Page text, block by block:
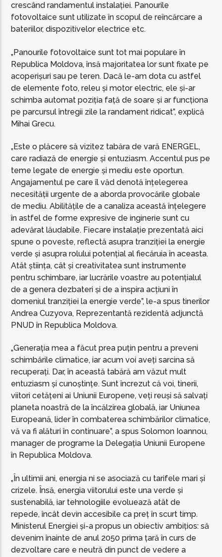
crescând randamentul instalației. Panourile
fotovoltaice sunt utilizate în scopul de reîncărcare a
bateriilor, dispozitivelor electrice etc.
„Panourile fotovoltaice sunt tot mai populare în
Republica Moldova, însă majoritatea lor sunt fixate pe
acoperișuri sau pe teren. Dacă le-am dota cu astfel
de elemente foto, releu și motor electric, ele și-ar
schimba automat poziția față de soare și ar funcționa
pe parcursul întregii zile la randament ridicat”, explică
Mihai Grecu.
„Este o plăcere să vizitez tabăra de vară ENERGEL,
care radiază de energie și entuziasm. Accentul pus pe
teme legate de energie și mediu este oportun.
Angajamentul pe care îl văd denotă înțelegerea
necesității urgente de a aborda provocările globale
de mediu. Abilitățile de a canaliza această înțelegere
în astfel de forme expresive de inginerie sunt cu
adevărat lăudabile. Fiecare instalație prezentată aici
spune o poveste, reflectă asupra tranziției la energie
verde și asupra rolului potențial al fiecăruia în aceasta.
Atât știința, cât și creativitatea sunt instrumente
pentru schimbare, iar lucrările voastre au potențialul
de a genera dezbateri și de a inspira acțiuni în
domeniul tranziției la energie verde”, le-a spus tinerilor
Andrea Cuzyova, Reprezentantă rezidentă adjunctă
PNUD în Republica Moldova.
„Generația mea a făcut prea puțin pentru a preveni
schimbările climatice, iar acum voi aveți sarcina să
recuperați. Dar, în această tabără am văzut mult
entuziasm și cunoștințe. Sunt încrezut că voi, tinerii,
viitori cetățeni ai Uniunii Europene, veți reuși să salvați
planeta noastră de la încălzirea globală, iar Uniunea
Europeană, lider în combaterea schimbărilor climatice,
vă va fi alături în continuare”, a spus Solomon Ioannou,
manager de programe la Delegația Uniunii Europene
în Republica Moldova.
„În ultimii ani, energia ni se asociază cu tarifele mari și
crizele. Însă, energia viitorului este una verde și
sustenabilă, iar tehnologiile evoluează atât de
repede, încât devin accesibile ca preț în scurt timp.
Ministerul Energiei și-a propus un obiectiv ambițios: să
devenim înainte de anul 2050 prima țară în curs de
dezvoltare care e neutră din punct de vedere a